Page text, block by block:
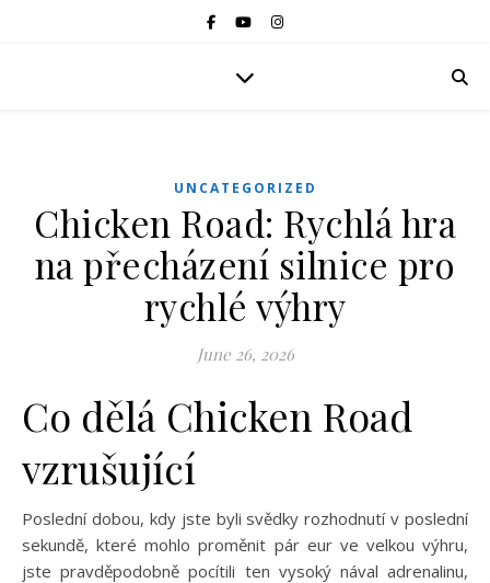
UNCATEGORIZED
Chicken Road: Rychlá hra
na přecházení silnice pro
rychlé výhry
June 26, 2026
Co dělá Chicken Road
vzrušující
Poslední dobou, kdy jste byli svědky rozhodnutí v poslední
sekundě, které mohlo proměnit pár eur ve velkou výhru,
jste pravděpodobně pocítili ten vysoký nával adrenalinu,